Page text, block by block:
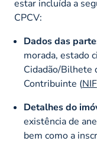
estar incluída a
CPCV:
Dados das
morada, estado
Cidadão/Bilhete
Contribuinte (NIF
Detalhes do
existência de
bem como a